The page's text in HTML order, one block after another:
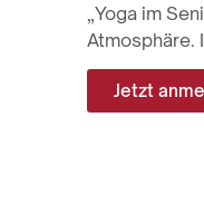
„Yoga im
Atmosphäre.
Jetzt